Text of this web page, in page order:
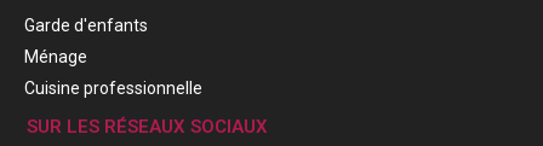
Garde d'enfants
Ménage
Cuisine professionnelle
SUR LES RÉSEAUX SOCIAUX